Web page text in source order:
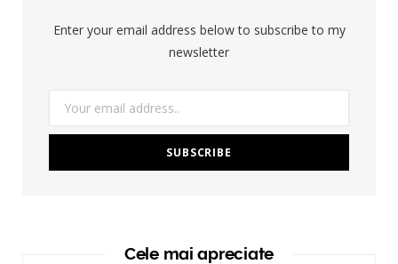
Enter your email address below to subscribe to my
newsletter
Cele mai apreciate